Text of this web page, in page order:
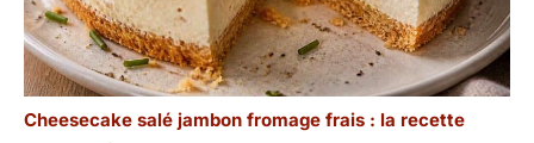
Cheesecake salé jambon fromage frais : la recette